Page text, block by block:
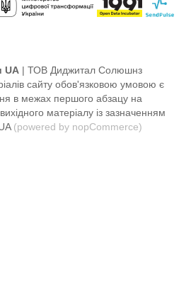
UA | ТОВ Диджитал Солюшнз
сайту обов'язковою умовою є
в межах першого абзацу на
матеріалу із зазначенням
(powered by nopCommerce)